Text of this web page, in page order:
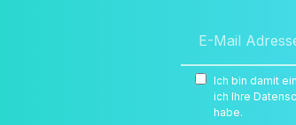
Ich bin damit
ich Ihre
habe.